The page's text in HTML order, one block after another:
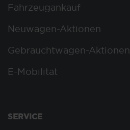
Fahrzeugankauf
Neuwagen-Aktionen
Gebrauchtwagen-Aktionen
E-Mobilität
SERVICE